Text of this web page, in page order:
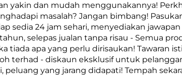
yakin dan mudah menggunakannya!
masalah? Jangan bimbang!
sedia 24 jam sehari, menyediakan jawapan
selepas jualan tanpa risau - Semua
apa yang perlu dirisaukan! Tawaran
terhad - diskaun eksklusif untuk
yang jarang didapati! Tempah